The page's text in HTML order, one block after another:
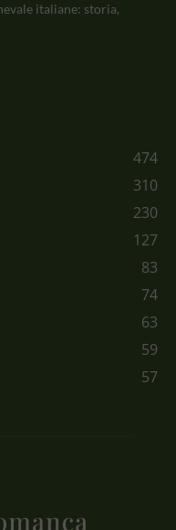
italiane: storia,
474
310
230
127
83
74
63
59
57